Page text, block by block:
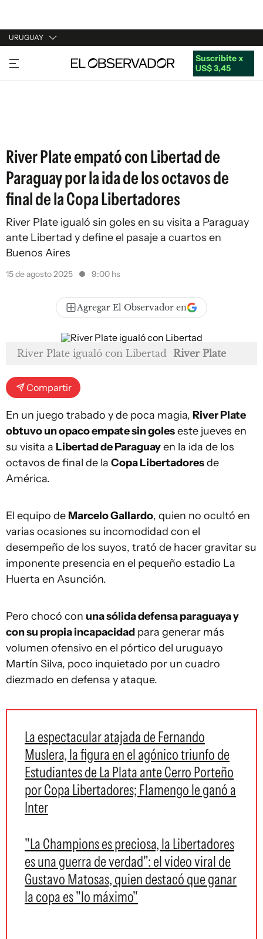
URUGUAY
URUGUAY
ARGENTINA
Suscribite x
US$ 3,45
River Plate empató con Libertad de
Paraguay por la ida de los octavos de
final de la Copa Libertadores
River Plate igualó sin goles en su visita a Paraguay
ante Libertad y define el pasaje a cuartos en
Buenos Aires
15 de agosto 2025 9:00 hs
Agregar El Observador en
River Plate igualó con Libertad River Plate
Compartir
En un juego trabado y de poca magia, River Plate
obtuvo un opaco empate sin goleseste jueves en
su visita a Libertad de Paraguayen la ida de los
octavos de final de la Copa Libertadoresde
América.
El equipo de Marcelo Gallardo, quien no ocultó en
varias ocasiones su incomodidad con el
desempeño de los suyos, trató de hacer gravitar su
imponente presencia en el pequeño estadio La
Huerta en Asunción.
Pero chocó con una sólida defensa paraguaya y
con su propia incapacidad para generar más
volumen ofensivo en el pórtico del uruguayo
Martín Silva, poco inquietado por un cuadro
diezmado en defensa y ataque.
La espectacular atajada de Fernando
Muslera, la figura en el agónico triunfo de
Estudiantes de La Plata ante Cerro Porteño
por Copa Libertadores; Flamengo le ganó a
Inter
"La Champions es preciosa, la Libertadores
es una guerra de verdad": el video viral de
Gustavo Matosas, quien destacó que ganar
la copa es "lo máximo"